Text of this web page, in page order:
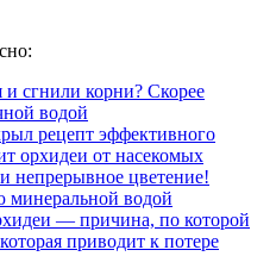
и сгнили корни? Скорее
водой
рецепт эффективного
орхидеи от насекомых
непрерывное цветение!
минеральной водой
— причина, по которой
приводит к потере